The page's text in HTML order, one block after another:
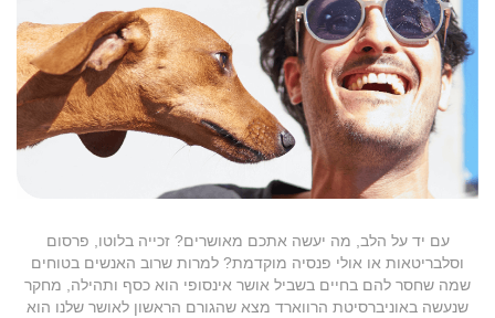
עם יד על הלב, מה יעשה אתכם מאושרים? זכייה בלוטו, פרסום
וסלבריטאות או אולי פנסיה מוקדמת? למרות שרוב האנשים בטוחים
שמה שחסר להם בחיים בשביל אושר אינסופי הוא כסף ותהילה, מחקר
שנעשה באוניברסיטת הרווארד מצא שהגורם הראשון לאושר שלנו הוא